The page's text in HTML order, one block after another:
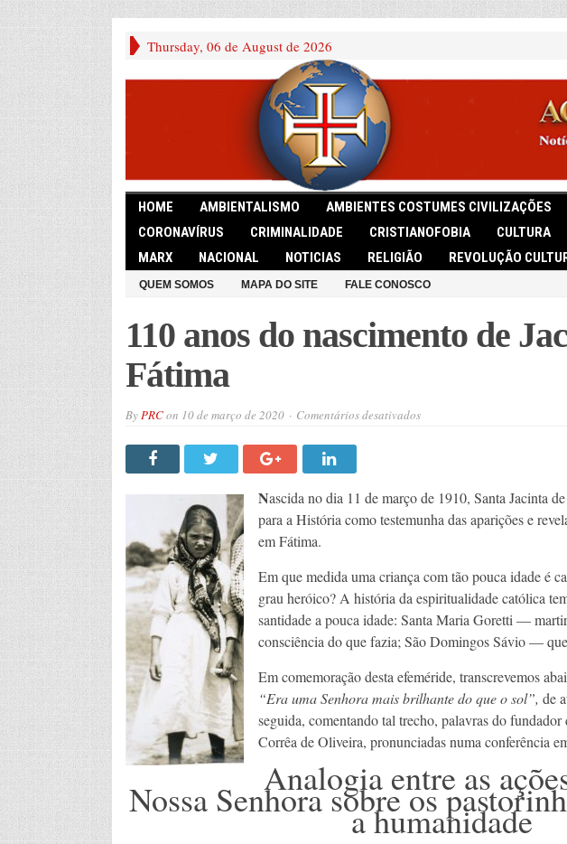
Thursday, 06 de August de 2026
HOME AMBIENTALISMO AMBIENTES COSTUMES CIVILIZAÇÕES
CORONAVÍRUS
CRIMINALIDADE CRISTIANOFOBIA CULTURA
MARX
NACIONAL NOTICIAS RELIGIÃO REVOLUÇÃO
QUEM SOMOS MAPA DO SITE FALE CONOSCO
110 anos do nascimento de
Fátima
ByPRCon 10 de março de 2020 Comentários desativadosem
Jacinta
de
Fátima
Nascida no dia 11 de março de 1910, Santa Jacinta
para a História como testemunha das aparições e
em Fátima.
Em que medida uma criança com tão pouca idade é
grau heróico? A história da espiritualidade católica
santidade a pouca idade: Santa Maria Goretti —
consciência do que fazia; São Domingos Sávio —
Em comemoração desta efeméride, transcrevemos
“Era uma Senhora mais brilhante do que o sol”, de
seguida, comentando tal trecho, palavras do
Corrêa de Oliveira, pronunciadas numa conferência
Analogia entre as
Nossa Senhora sobre osa humanidade